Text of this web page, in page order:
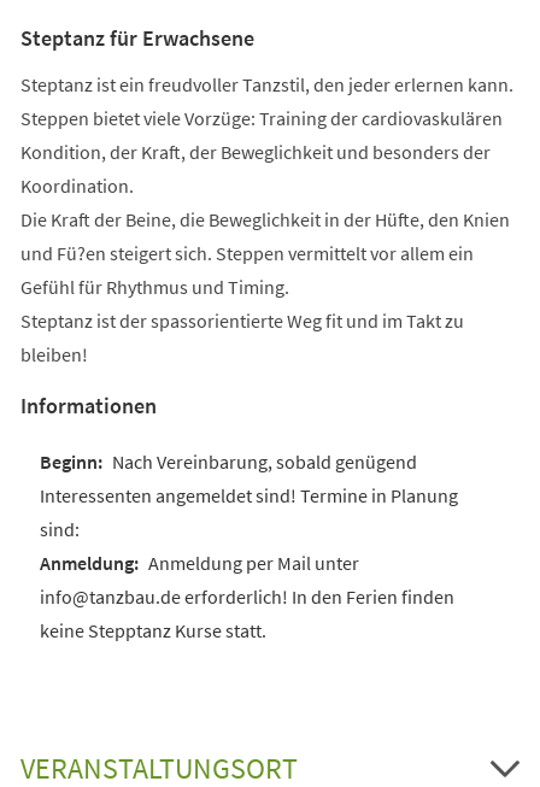
Steptanz für Erwachsene
Steptanz ist ein freudvoller Tanzstil, den jeder erlernen kann.
Steppen bietet viele Vorzüge: Training der cardiovaskulären
Kondition, der Kraft, der Beweglichkeit und besonders der
Koordination.
Die Kraft der Beine, die Beweglichkeit in der Hüfte, den Knien
und Fü?en steigert sich. Steppen vermittelt vor allem ein
Gefühl für Rhythmus und Timing.
Steptanz ist der spassorientierte Weg fit und im Takt zu
bleiben!
Informationen
Nach Vereinbarung, sobald genügend
Interessenten angemeldet sind! Termine in Planung
sind:
Anmeldung per Mail unter
info@tanzbau.de erforderlich! In den Ferien finden
keine Stepptanz Kurse statt.
VERANSTALTUNGSORT